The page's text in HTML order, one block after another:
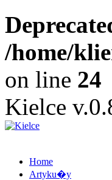
/home/
on line 24
Kielce
Home
Artyku�y